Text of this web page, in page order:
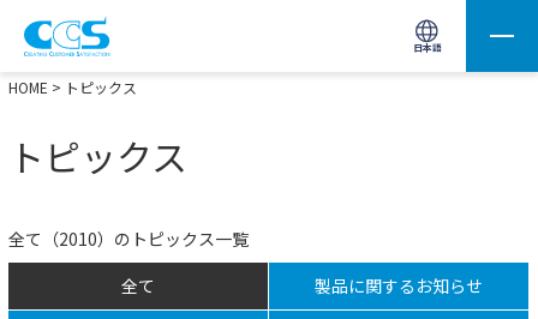
日本語
画像処理用の製品検索 サイト内検索(Enterで実行)
HOME > トピックス
トピックス
全て（2010）のトピックス一覧
全て
製品に関するお知らせ